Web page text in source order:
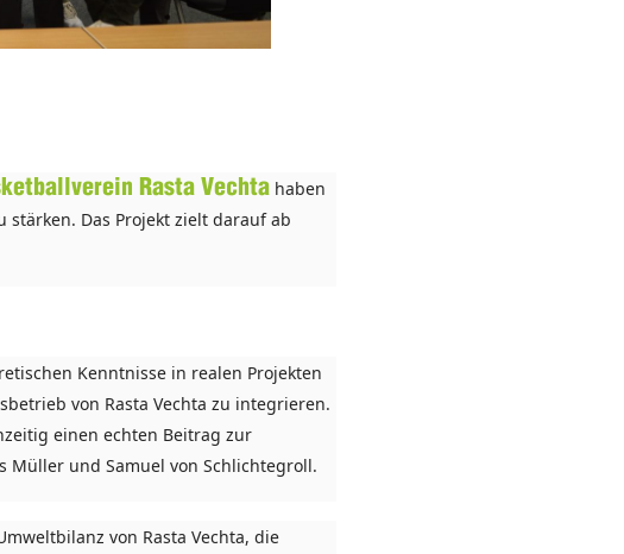
Rasta Vechtahaben
Das Projekt zielt darauf ab
Kenntnisse in realen Projekten
von Rasta Vechta zu integrieren.
einen echten Beitrag zur
Müller und Samuel von Schlichtegroll.
von Rasta Vechta, die